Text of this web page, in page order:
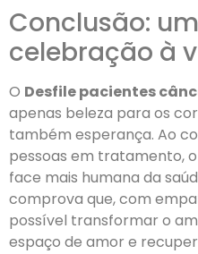
Conclusão:
celebração à
O Desfile pacientes
apenas beleza para os
também esperança. Ao
pessoas em tratamento, o
face mais humana da
comprova que, com
possível transformar o
espaço de amor e